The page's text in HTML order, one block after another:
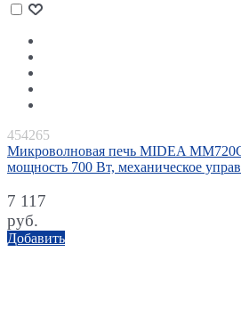
454265
Микроволновая печь MIDEA
мощность 700 Вт, механическое
7 117
руб.
Добавить